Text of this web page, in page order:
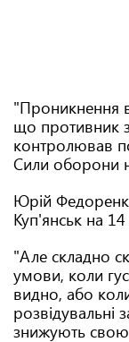
"Проникнення
що противник
контролював
Сили оборони
Юрій
Куп'янськ на
"Але складно
умови, коли
видно, або
розвідувальні
знижують свою